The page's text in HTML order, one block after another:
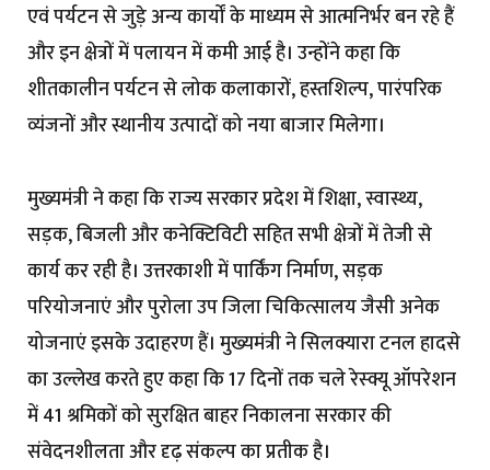
एवं पर्यटन से जुड़े अन्य कार्यों के माध्यम से आत्मनिर्भर बन रहे हैं
और इन क्षेत्रों में पलायन में कमी आई है। उन्होंने कहा कि
शीतकालीन पर्यटन से लोक कलाकारों, हस्तशिल्प, पारंपरिक
व्यंजनों और स्थानीय उत्पादों को नया बाजार मिलेगा।
मुख्यमंत्री ने कहा कि राज्य सरकार प्रदेश में शिक्षा, स्वास्थ्य,
सड़क, बिजली और कनेक्टिविटी सहित सभी क्षेत्रों में तेजी से
कार्य कर रही है। उत्तरकाशी में पार्किंग निर्माण, सड़क
परियोजनाएं और पुरोला उप जिला चिकित्सालय जैसी अनेक
योजनाएं इसके उदाहरण हैं। मुख्यमंत्री ने सिलक्यारा टनल हादसे
का उल्लेख करते हुए कहा कि 17 दिनों तक चले रेस्क्यू ऑपरेशन
में 41 श्रमिकों को सुरक्षित बाहर निकालना सरकार की
संवेदनशीलता और दृढ़ संकल्प का प्रतीक है।